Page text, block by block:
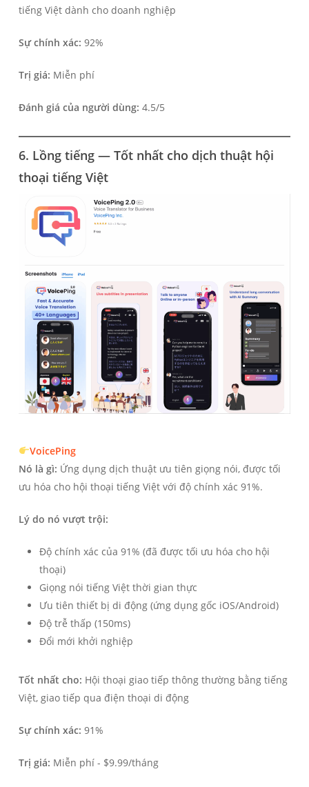
tiếng Việt dành cho doanh nghiệp
Sự chính xác: 92%
Trị giá: Miễn phí
Đánh giá của người dùng: 4.5/5
6. Lồng tiếng — Tốt nhất cho dịch thuật hội
thoại tiếng Việt
VoicePing
Nó là gì: Ứng dụng dịch thuật ưu tiên giọng nói, được tối
ưu hóa cho hội thoại tiếng Việt với độ chính xác 91%.
Lý do nó vượt trội:
Độ chính xác của 91% (đã được tối ưu hóa cho hội
thoại)
Giọng nói tiếng Việt thời gian thực
Ưu tiên thiết bị di động (ứng dụng gốc iOS/Android)
Độ trễ thấp (150ms)
Đổi mới khởi nghiệp
Tốt nhất cho: Hội thoại giao tiếp thông thường bằng tiếng
Việt, giao tiếp qua điện thoại di động
Sự chính xác: 91%
Trị giá: Miễn phí - $9.99/tháng